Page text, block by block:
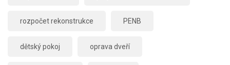
rozpočet rekonstrukce PENB
dětský pokoj oprava dveří